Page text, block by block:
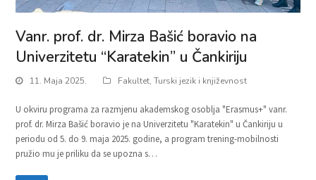
Vanr. prof. dr. Mirza Bašić boravio na
Univerzitetu “Karatekin” u Čankiriju
11. Maja 2025. Fakultet,Turski jezik i književnost
U okviru programa za razmjenu akademskog osoblja "Erasmus+" vanr.
prof. dr. Mirza Bašić boravio je na Univerzitetu "Karatekin" u Čankiriju u
periodu od 5. do 9. maja 2025. godine, a program trening-mobilnosti
pružio mu je priliku da se upozna s…